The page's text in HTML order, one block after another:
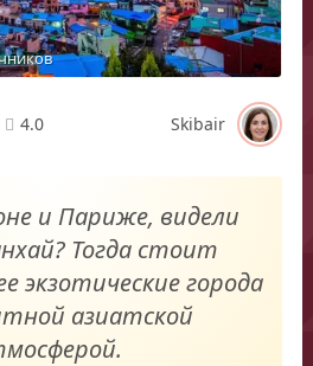
4.0 Skibair
и Париже, видели
Тогда стоит
экзотические города
азиатской